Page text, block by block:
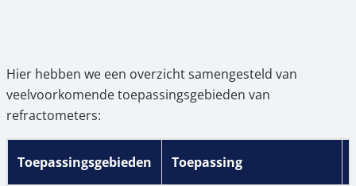
Hier hebben we een overzicht samengesteld van
veelvoorkomende toepassingsgebieden van
refractometers:
Toepassingsgebieden Toepassing